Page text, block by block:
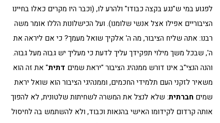
לפגוע במי ש"נגע בקצה כבודו" ולהרע לו, (וכבר היו מקרים כאלו בחיינו
הציבוריים אפילו אצל אנשי שלומנו). ועל הכישלונות הללו אומר משה
רבנו: אתה שליח הציבור, מה ה' אלקיך שואל מעמך? כי אם ליראה את
ה', שבכל משך מילוי תפקידך עליך לדעת כי מעליך יש גבוה מעל גבוה.
והנה הנצי"ב אינו דורש ממנהיג הציבור "יראת שמים דתית" את זה הוא
משאיר לזקני העם תלמידי החכמים, וממנהיגי הציבור הוא שואל יראת
שמים חברתית: שלא לנצל את המשרה לשחיתות שלטונית, לא להפוך
אותה קרדום לקידומו האישי בהנאות וכבוד, ולא להשתמש בה לחיסול